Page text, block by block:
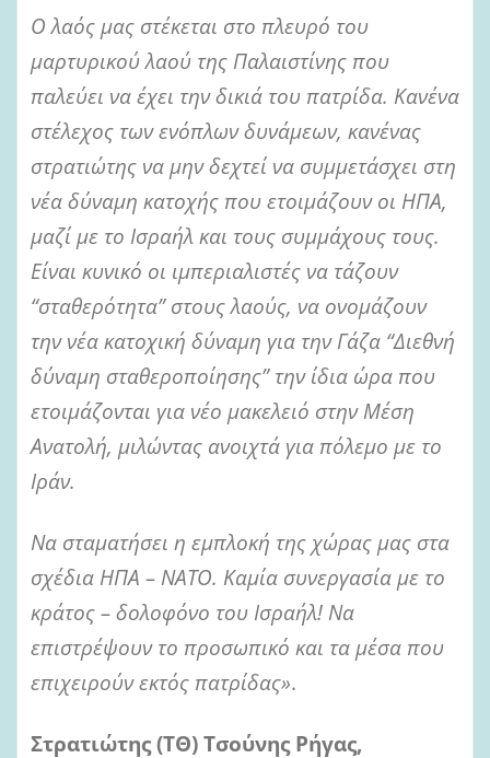
Ο λαός μας στέκεται στο πλευρό του
μαρτυρικού λαού της Παλαιστίνης που
παλεύει να έχει την δικιά του πατρίδα. Κανένα
στέλεχος των ενόπλων δυνάμεων, κανένας
στρατιώτης να μην δεχτεί να συμμετάσχει στη
νέα δύναμη κατοχής που ετοιμάζουν οι ΗΠΑ,
μαζί με το Ισραήλ και τους συμμάχους τους.
Είναι κυνικό οι ιμπεριαλιστές να τάζουν
“σταθερότητα” στους λαούς, να ονομάζουν
την νέα κατοχική δύναμη για την Γάζα “Διεθνή
δύναμη σταθεροποίησης” την ίδια ώρα που
ετοιμάζονται για νέο μακελειό στην Μέση
Ανατολή, μιλώντας ανοιχτά για πόλεμο με το
Ιράν.
Να σταματήσει η εμπλοκή της χώρας μας στα
σχέδια ΗΠΑ – ΝΑΤΟ. Καμία συνεργασία με το
κράτος – δολοφόνο του Ισραήλ! Να
επιστρέψουν το προσωπικό και τα μέσα που
επιχειρούν εκτός πατρίδας».
Στρατιώτης (ΤΘ) Τσούνης Ρήγας,